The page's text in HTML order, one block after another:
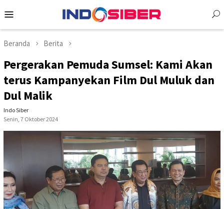
ke
Mobile
Beranda Berita
Pergerakan Pemuda Sumsel: Kami Akan
terus Kampanyekan Film Dul Muluk dan
Dul Malik
Indo Siber
Senin, 7 Oktober 2024